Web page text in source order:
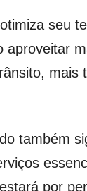
seu
aproveitar
mais
também
por